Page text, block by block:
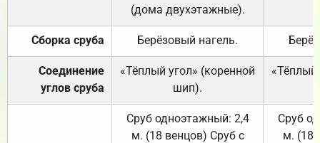
(дома двухэтажные).
Сборка сруба Берёзовый нагель.
Соединение
углов сруба
«Тёплый угол» (коренной
шип).
«Тёплый
Сруб одноэтажный: 2,4
м. (18 венцов) Сруб с
Сруб
м. (18